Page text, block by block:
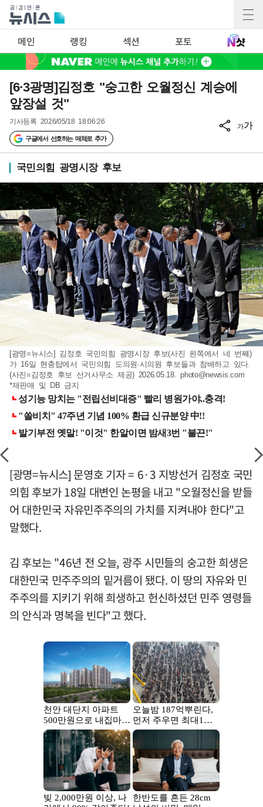
메인 랭킹 섹션 포토
[6·3광명]김정호 "숭고한 오월정신 계승에
앞장설 것"
기사등록 2026/05/18 18:06:26
구글에서 선호하는 매체로 추가
가가
국민의힘 광명시장 후보
[광명=뉴시스] 김정호 국민의힘 광명시장 후보(사진 왼쪽에서 네 번째)
가 16일 현충탑에서 국민의힘 도의원·시의원 후보들과 참배하고 있다.
(사진=김정호 후보 선거사무소 제공) 2026.05.18.photo@newsis.com
*재판매 및 DB 금지
[광명=뉴시스] 문영호 기자 = 6·3 지방선거 김정호 국민
의힘 후보가 18일 대변인 논평을 내고 "오월정신을 받들
어 대한민국 자유민주주의의 가치를 지켜내야 한다"고
말했다.
김 후보는 "46년 전 오늘, 광주 시민들의 숭고한 희생은
대한민국 민주주의의 밑거름이 됐다. 이 땅의 자유와 민
주주의를 지키기 위해 희생하고 헌신하셨던 민주 영령들
의 안식과 명복을 빈다"고 했다.